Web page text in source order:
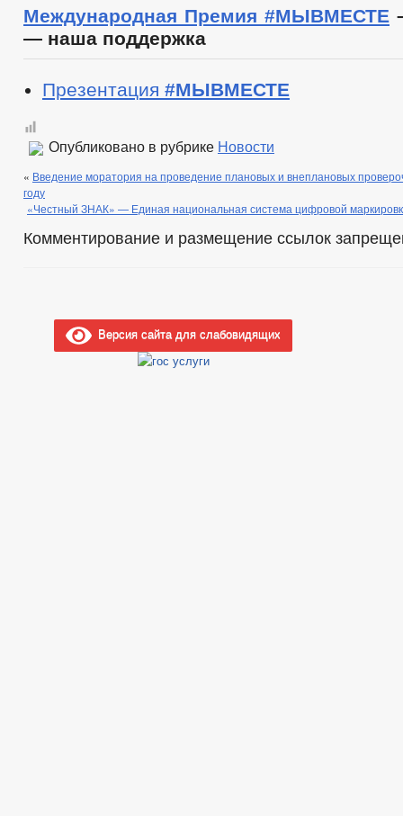
Международная Премия #МЫВМЕСТЕ
— наша поддержка
Презентация #МЫВМЕСТЕ
Опубликовано в рубрике Новости
« Введение моратория на проведение плановых и внеплановых
году
«Честный ЗНАК» — Единая национальная система цифровой
Комментирование и размещение ссылок
Версия сайта для слабовидящих